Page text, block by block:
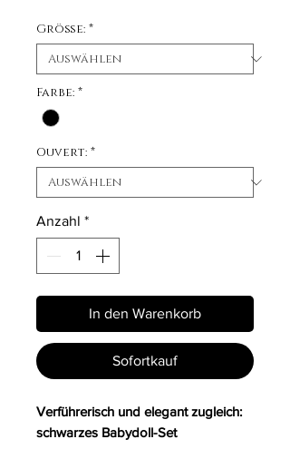
Größe: *
Farbe: *
Ouvert: *
Anzahl *
In den Warenkorb
Sofortkauf
Verführerisch und elegant zugleich:
schwarzes Babydoll-Set